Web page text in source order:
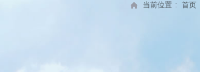
当前位置 : 首页